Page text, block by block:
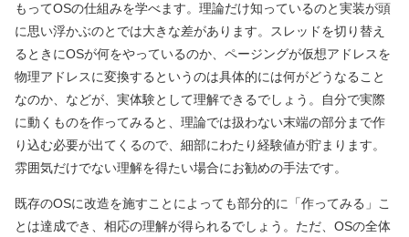
もってOSの仕組みを学べます。理論だけ知っているのと実装が頭
に思い浮かぶのとでは大きな差があります。スレッドを切り替え
るときにOSが何をやっているのか、ページングが仮想アドレスを
物理アドレスに変換するというのは具体的には何がどうなること
なのか、などが、実体験として理解できるでしょう。自分で実際
に動くものを作ってみると、理論では扱わない末端の部分まで作
り込む必要が出てくるので、細部にわたり経験値が貯まります。
雰囲気だけでない理解を得たい場合にお勧めの手法です。
既存のOSに改造を施すことによっても部分的に「作ってみる」こ
とは達成でき、相応の理解が得られるでしょう。ただ、OSの全体